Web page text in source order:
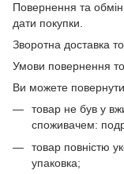
Повернення та
дати покупки.
Зворотна доставка
Умови повернення
Ви можете
товар не був у
споживачем:
товар повністю
упаковка;